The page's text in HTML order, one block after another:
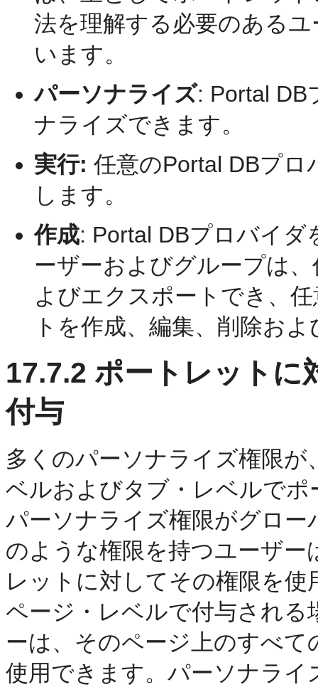
法を理解する必要のある
います。
パーソナライズ: Portal DB
ナライズできます。
実行: 任意のPortal DBプロ
します。
作成: Portal DBプロバイダ
ーザーおよびグループは
よびエクスポートでき、
トを作成、編集、削除お
17.7.2 ポートレットに
付与
多くのパーソナライズ権限
ベルおよびタブ・レベルで
パーソナライズ権限がグロ
のような権限を持つユーザ
レットに対してその権限を
ページ・レベルで付与され
ーは、そのページ上のすべ
使用できます。パーソナラ